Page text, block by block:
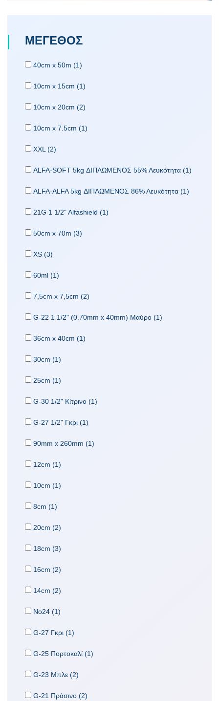
ΜΕΓΕΘΟΣ
40cm x 50m (1)
10cm x 15cm (1)
10cm x 20cm (2)
10cm x 7.5cm (1)
XXL (2)
ALFA-SOFT 5kg ΔΙΠΛΩΜΕΝΟΣ 55% Λευκότητα (1)
ALFA-ALFA 5kg ΔΙΠΛΩΜΕΝΟΣ 86% Λευκότητα (1)
21G 1 1/2" Alfashield (1)
50cm x 70m (3)
XS (3)
60ml (1)
7,5cm x 7,5cm (2)
G-22 1 1/2" (0.70mm x 40mm) Μαύρο (1)
36cm x 40cm (1)
30cm (1)
25cm (1)
G-30 1/2" Κίτρινο (1)
G-27 1/2" Γκρι (1)
90mm x 260mm (1)
12cm (1)
10cm (1)
8cm (1)
20cm (2)
18cm (3)
16cm (2)
14cm (2)
No24 (1)
G-27 Γκρι (1)
G-25 Πορτοκαλί (1)
G-23 Μπλε (2)
G-21 Πράσινο (2)